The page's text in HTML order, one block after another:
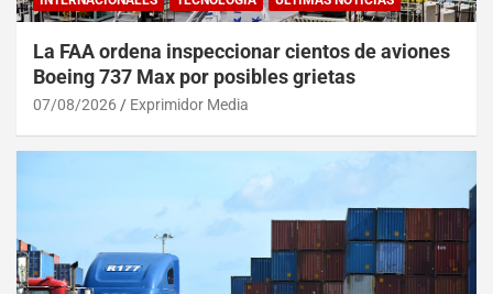
La FAA ordena inspeccionar cientos de aviones
Boeing 737 Max por posibles grietas
07/08/2026 Exprimidor Media